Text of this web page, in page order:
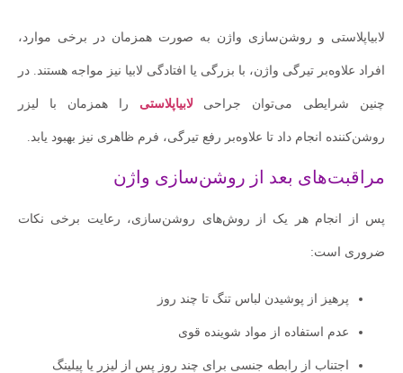
لابیاپلاستی و روشن‌سازی واژن به صورت همزمان در برخی موارد،
افراد علاوه‌بر تیرگی واژن، با بزرگی یا افتادگی لابیا نیز مواجه هستند. در
چنین شرایطی می‌توان جراحیلابیاپلاستی را همزمان با لیزر
روشن‌کننده انجام داد تا علاوه‌بر رفع تیرگی، فرم ظاهری نیز بهبود یابد.
مراقبت‌های بعد از روشن‌سازی واژن
پس از انجام هر یک از روش‌های روشن‌سازی، رعایت برخی نکات
ضروری است:
پرهیز از پوشیدن لباس تنگ تا چند روز
عدم استفاده از مواد شوینده قوی
اجتناب از رابطه جنسی برای چند روز پس از لیزر یا پیلینگ